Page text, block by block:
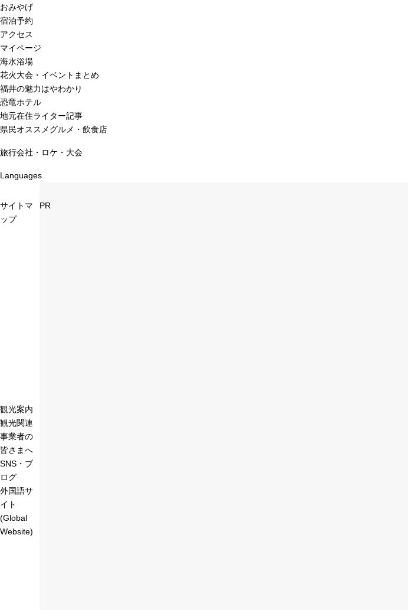
おみやげ
宿泊予約
アクセス
マイページ
海水浴場
花火大会・イベントまとめ
福井の魅力はやわかり
恐竜ホテル
地元在住ライター記事
県民オススメグルメ・飲食店
旅行会社・ロケ・大会
Languages
サイトマ
ップ
観光案内
観光関連
事業者の
皆さまへ
SNS・ブ
ログ
外国語サ
イト
(Global
Website)
PR